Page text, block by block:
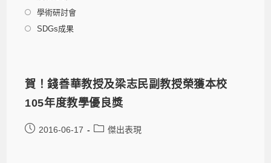
學術研討會
SDGs成果
賀！錢善華教授及梁志民副教授榮獲本校
105年度教學優良獎
2016-06-17 傑出表現